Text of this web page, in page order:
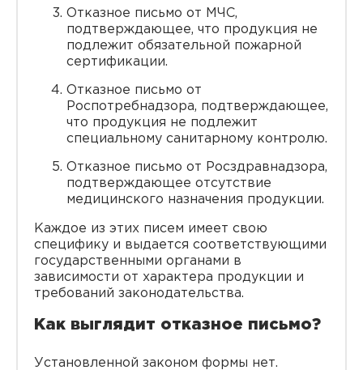
Отказное письмо от МЧС,
подтверждающее, что продукция не
подлежит обязательной пожарной
сертификации.
Отказное письмо от
Роспотребнадзора, подтверждающее,
что продукция не подлежит
специальному санитарному контролю.
Отказное письмо от Росздравнадзора,
подтверждающее отсутствие
медицинского назначения продукции.
Каждое из этих писем имеет свою
специфику и выдается соответствующими
государственными органами в
зависимости от характера продукции и
требований законодательства.
Как выглядит отказное письмо?
Установленной законом формы нет.